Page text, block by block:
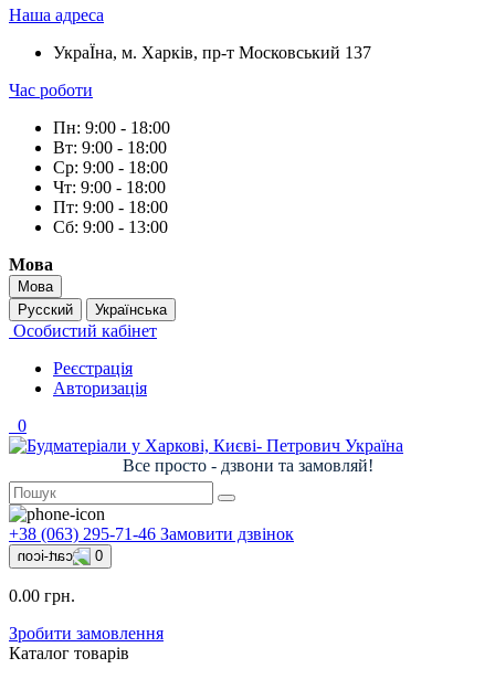
Наша адреса
УкраЇна, м. Харків, пр-т Московський 137
Час роботи
Пн: 9:00 - 18:00
Вт: 9:00 - 18:00
Ср: 9:00 - 18:00
Чт: 9:00 - 18:00
Пт: 9:00 - 18:00
Сб: 9:00 - 13:00
Мова
Мова
Русский
Українська
Особистий кабінет
Реєстрація
Авторизація
0
Все просто - дзвони та замовляй!
+38 (063) 295-71-46 Замовити дзвінок
0
0.00 грн.
Зробити замовлення
Каталог товарів